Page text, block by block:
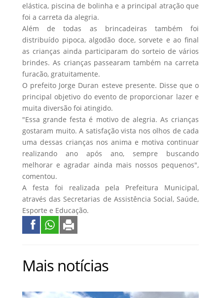
elástica, piscina de bolinha e a principal atração que
foi a carreta da alegria.
Além de todas as brincadeiras também foi
distribuído pipoca, algodão doce, sorvete e ao final
as crianças ainda participaram do sorteio de vários
brindes. As crianças passearam também na carreta
furacão, gratuitamente.
O prefeito Jorge Duran esteve presente. Disse que o
principal objetivo do evento de proporcionar lazer e
muita diversão foi atingido.
"Essa grande festa é motivo de alegria. As crianças
gostaram muito. A satisfação vista nos olhos de cada
uma dessas crianças nos anima e motiva continuar
realizando ano após ano, sempre buscando
melhorar e agradar ainda mais nossos pequenos",
comentou.
A festa foi realizada pela Prefeitura Municipal,
através das Secretarias de Assistência Social, Saúde,
Esporte e Educação.
Mais notícias